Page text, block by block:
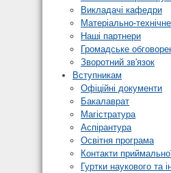
Викладачі кафедри
Матеріально-
Наші партнери
Громадське
Зворотний зв'язок
Вступникам
Офіційні документи
Бакалаврат
Магістратура
Аспірантура
Освітня програма
Контакти
Гуртки наукового та